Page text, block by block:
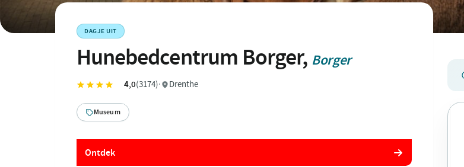
DAGJE UIT
Hunebedcentrum Borger, Borger
4,0(3174)· Drenthe
Museum
Ontdek